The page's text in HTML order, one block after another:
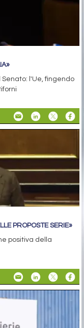
l'Ue, fingendo
PROPOSTE SERIE»
positiva della